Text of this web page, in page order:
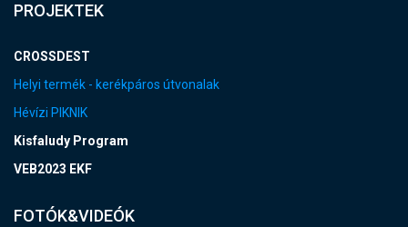
PROJEKTEK
CROSSDEST
Helyi termék - kerékpáros útvonalak
Hévízi PIKNIK
Kisfaludy Program
VEB2023 EKF
FOTÓK&VIDEÓK